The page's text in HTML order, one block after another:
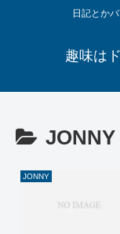
日記とか
趣味は
JONNY
JONNY